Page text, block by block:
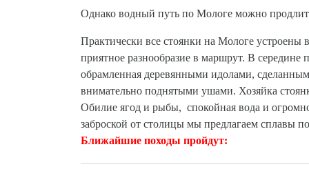
Однако водный путь по Мологе можно
Практически все стоянки на Мологе устроены
приятное разнообразие в маршрут. В середине
обрамленная деревянными идолами,
внимательно поднятыми ушами. Хозяйка
Обилие ягод и рыбы, спокойная вода и
заброской от столицы мы предлагаем сплавы
Ближайшие походы пройдут: